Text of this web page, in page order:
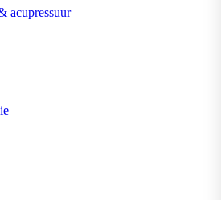
acupressuur